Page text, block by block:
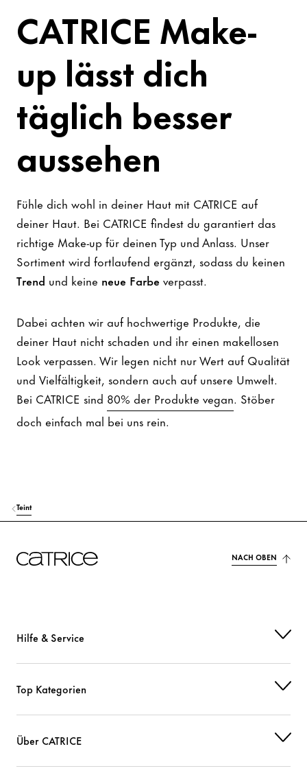
CATRICE Make-
up lässt dich
täglich besser
aussehen
Fühle dich wohl in deiner Haut mit CATRICE auf
deiner Haut. Bei CATRICE findest du garantiert das
richtige Make-up für deinen Typ und Anlass. Unser
Sortiment wird fortlaufend ergänzt, sodass du keinen
Trend und keine neue Farbe verpasst.
Dabei achten wir auf hochwertige Produkte, die
deiner Haut nicht schaden und ihr einen makellosen
Look verpassen. Wir legen nicht nur Wert auf Qualität
und Vielfältigkeit, sondern auch auf unsere Umwelt.
Bei CATRICE sind 80% der Produkte vegan. Stöber
doch einfach mal bei uns rein.
Teint
NACH OBEN
Hilfe & Service
Top Kategorien
Über CATRICE